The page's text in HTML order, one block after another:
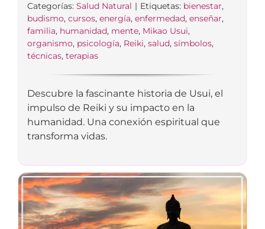
Categorías: Salud Natural | Etiquetas: bienestar,
budismo, cursos, energía, enfermedad, enseñar,
familia, humanidad, mente, Mikao Usui,
organismo, psicología, Reiki, salud, símbolos,
técnicas, terapias
Descubre la fascinante historia de Usui, el
impulso de Reiki y su impacto en la
humanidad. Una conexión espiritual que
transforma vidas.